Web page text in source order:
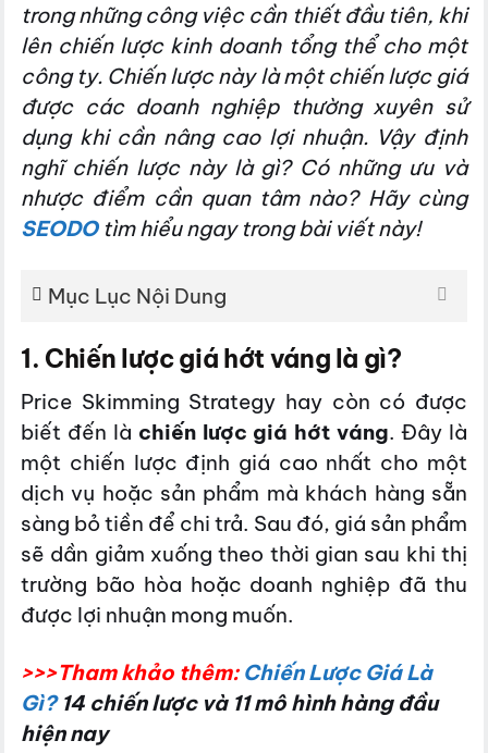
trong những công việc cần thiết đầu tiên, khi
lên chiến lược kinh doanh tổng thể cho một
công ty. Chiến lược này là một chiến lược giá
được các doanh nghiệp thường xuyên sử
dụng khi cần nâng cao lợi nhuận. Vậy định
nghĩ chiến lược này là gì? Có những ưu và
nhược điểm cần quan tâm nào? Hãy cùng
SEODOtìm hiểu ngay trong bài viết này!
Mục Lục Nội Dung
1. Chiến lược giá hớt váng là gì?
Price Skimming Strategy hay còn có được
biết đến là chiến lược giá hớt váng. Đây là
một chiến lược định giá cao nhất cho một
dịch vụ hoặc sản phẩm mà khách hàng sẵn
sàng bỏ tiền để chi trả. Sau đó, giá sản phẩm
sẽ dần giảm xuống theo thời gian sau khi thị
trường bão hòa hoặc doanh nghiệp đã thu
được lợi nhuận mong muốn.
>>>Tham khảo thêm: Chiến Lược Giá Là
Gì?14 chiến lược và 11 mô hình hàng đầu
hiện nay